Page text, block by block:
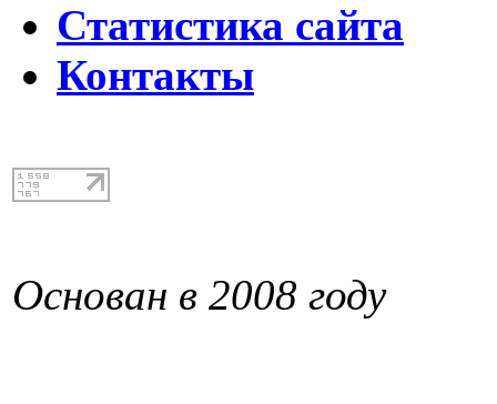
Статистика сайта
Контакты
Основан в 2008 году